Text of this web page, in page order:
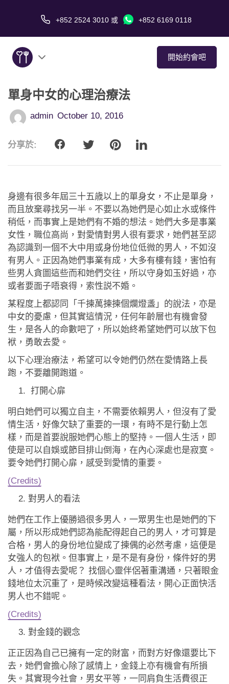
+852 2524 3010 或 +852 6169 0118
開始約會吧
關於我們
服務
愛情故事
約會技巧
應用程式
聯絡我們
單身中女的心理治療法
admin October 10, 2016
分享於:
身邊有很多年屆三十五歳以上的單身女，不止是單身，
而且放棄尋找另一半。不要以為她們是心如止水或條件
稍低，而事實上是她們有不婚的想法。她們大多是事業
女性，職位高尚，對愛情對男人很有要求，她們甚至認
為認識到一個不大中用或身份地位低微的男人，不如沒
有男人。正因為她們事業有成，大多有樓有錢，害怕有
些男人貪圖這些而和她們交往，所以守身如玉好過，亦
或者要面子唔衰得，索性説不婚。
某程度上都認同「千揀萬揀揀個爛燈盞」的說法，亦是
中女的憂慮，但其實這情況，任何年齡層也有機會發
生，是各人的命數吧了，所以始終希望她們可以放下包
袱，勇敢去愛。
以下心理治療法，希望可以令她們仍然在愛情路上長
跑，不要離開跑道。
打開心扉
明白她們可以獨立自主，不需要依賴男人，但沒有了愛
情生活，好像欠缺了重要的一環，有時不是行動上怎
樣，而是首要說服她們心態上的堅持。一個人生活，即
使是可以自娛或節目排山倒海，在內心深處也是寂寞。
要令她們打開心扉，感受到愛情的重要。
(Credits)
對男人的看法
她們在工作上優勝過很多男人，一眾男生也是她們的下
屬，所以形成她們認為能配得起自己的男人，才可算是
合格，男人的身份地位變成了揀偶的必然考慮，這便是
女強人的包袱。但事實上，是不是有身份，條件好的男
人，才值得去愛呢？ 找個心靈伴侶著重溝通，只著眼金
錢地位太沉重了，是時候改變這種看法，開心正面快活
男人也不錯呢。
(Credits)
對金錢的觀念
正正因為自己已擁有一定的財富，而對方好像還要比下
去，她們會擔心除了感情上，金錢上亦有機會有所損
失。其實現今社會，男女平等，一同肩負生活費很正